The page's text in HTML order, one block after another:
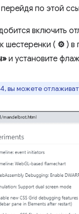
по этой
включить
шестеренки ( ⚙ ) в
и установите
вы можете